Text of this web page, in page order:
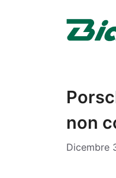
non
Dicembre